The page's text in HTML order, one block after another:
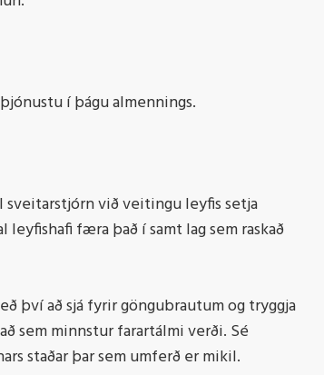
í þágu almennings.
sveitarstjórn við veitingu leyfis setja
færa það í samt lag sem raskað
því að sjá fyrir göngubrautum og tryggja
sem minnstur farartálmi verði. Sé
staðar þar sem umferð er mikil.